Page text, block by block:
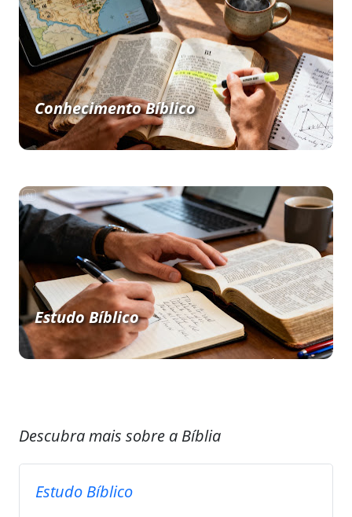
Conhecimento Bíblico
Estudo Bíblico
Descubra mais sobre a Bíblia
Estudo Bíblico